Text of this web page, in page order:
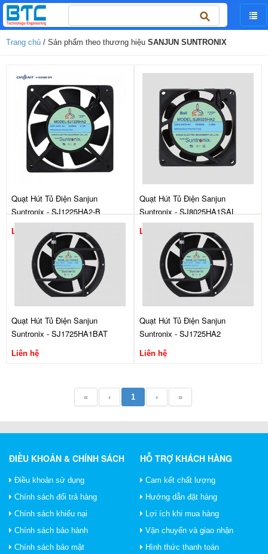
Tìm
kiếm
Trang chủ / Sản phẩm theo thương hiệu SANJUN SUNTRONIX
Quạt Hút Tủ Điện Sanjun
Suntronix - SJ1225HA2-B
Liên hệ
Quạt Hút Tủ Điện Sanjun
Suntronix - SJ8025HA1SAL
Liên hệ
Quạt Hút Tủ Điện Sanjun
Suntronix - SJ1725HA1BAT
Liên hệ
Quạt Hút Tủ Điện Sanjun
Suntronix - SJ1725HA2
Liên hệ
« ‹ 1 › »
ĐIỀU KHOẢN & CHÍNH SÁCH
Điều khoản sử dụng
Chính sách đổi trả hàng
Chính sách khiếu nại
Chính sách bảo hành
Chính sách bảo mật
HỖ TRỢ KHÁCH HÀNG
Cam kết chất lượng
Hướng dẫn đặt hàng
Lợi ích khi mua hàng
Vận chuyển và giao nhận
Hình thức thanh toán